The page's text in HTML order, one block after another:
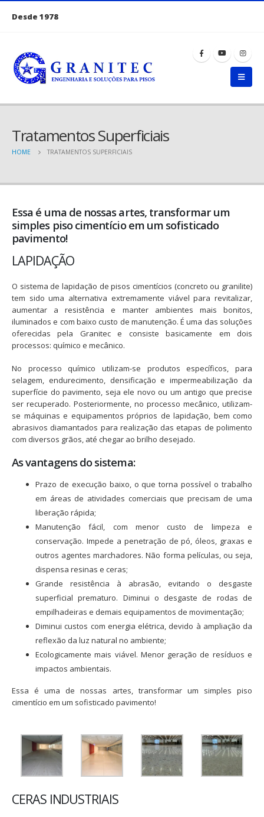
Desde 1978
Tratamentos Superficiais
HOME TRATAMENTOS SUPERFICIAIS
Essa é uma de nossas artes, transformar um
simples piso cimentício em um sofisticado
pavimento!
LAPIDAÇÃO
O sistema de lapidação de pisos cimentícios (concreto ou granilite)
tem sido uma alternativa extremamente viável para revitalizar,
aumentar a resistência e manter ambientes mais bonitos,
iluminados e com baixo custo de manutenção. É uma das soluções
oferecidas pela Granitec e consiste basicamente em dois
processos: químico e mecânico.
No processo químico utilizam-se produtos específicos, para
selagem, endurecimento, densificação e impermeabilização da
superfície do pavimento, seja ele novo ou um antigo que precise
ser recuperado. Posteriormente, no processo mecânico, utilizam-
se máquinas e equipamentos próprios de lapidação, bem como
abrasivos diamantados para realização das etapas de polimento
com diversos grãos, até chegar ao brilho desejado.
As vantagens do sistema:
Prazo de execução baixo, o que torna possível o trabalho
em áreas de atividades comerciais que precisam de uma
liberação rápida;
Manutenção fácil, com menor custo de limpeza e
conservação. Impede a penetração de pó, óleos, graxas e
outros agentes marchadores. Não forma películas, ou seja,
dispensa resinas e ceras;
Grande resistência à abrasão, evitando o desgaste
superficial prematuro. Diminui o desgaste de rodas de
empilhadeiras e demais equipamentos de movimentação;
Diminui custos com energia elétrica, devido à ampliação da
reflexão da luz natural no ambiente;
Ecologicamente mais viável. Menor geração de resíduos e
impactos ambientais.
Essa é uma de nossas artes, transformar um simples piso
cimentício em um sofisticado pavimento!
CERAS INDUSTRIAIS